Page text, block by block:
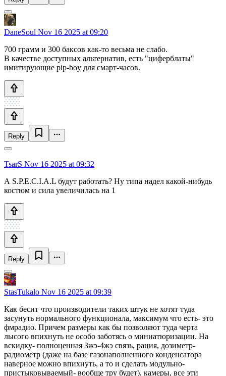
DaneSoul Nov 16 2025 at 09:20
700 грамм и 300 баксов как-то весьма не слабо.
В качестве доступных альтернатив, есть "циферблаты"
имитирующие pip-boy для смарт-часов.
Reply
TsarS Nov 16 2025 at 09:32
А S.P.E.C.I.A.L будут работать? Ну типа надел какой-нибудь
костюм и сила увеличилась на 1
Reply
StasTukalo Nov 16 2025 at 09:39
Как бесит что производители таких штук не хотят туда
засунуть нормального функционала, максимум что есть- это
фмрадио. Причем размеры как бы позволяют туда черта
лысого впихнуть не особо заботясь о миниатюризации. На
вскидку- полноценная 3жэ-4жэ связь, рация, дозиметр-
радиометр (даже на базе газонаполненного конденсатора
наверное можно впихнуть, а то и сделать модульно-
пристыковываемый- вообще тру будет), камеры, все эти